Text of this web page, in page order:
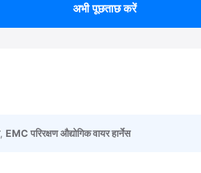
अभी पूछताछ करें
, EMC परिरक्षण औद्योगिक वायर हार्नेस